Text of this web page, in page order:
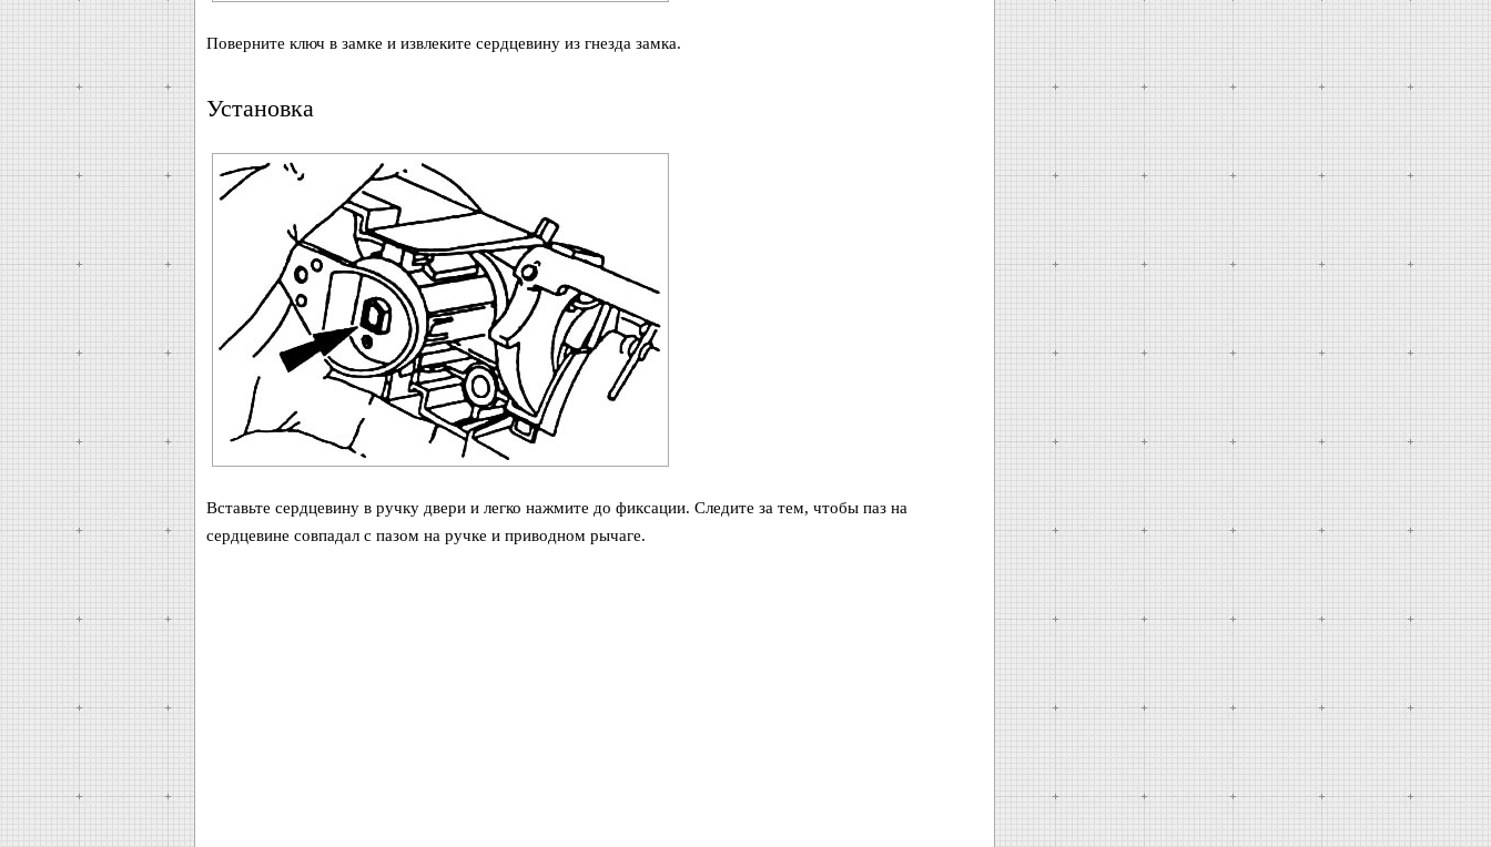
Поверните ключ в замке и извлеките сердцевину из гнезда замка.
Установка
Вставьте сердцевину в ручку двери и легко нажмите до фиксации. Следите за тем, чтобы паз на
сердцевине совпадал с пазом на ручке и приводном рычаге.